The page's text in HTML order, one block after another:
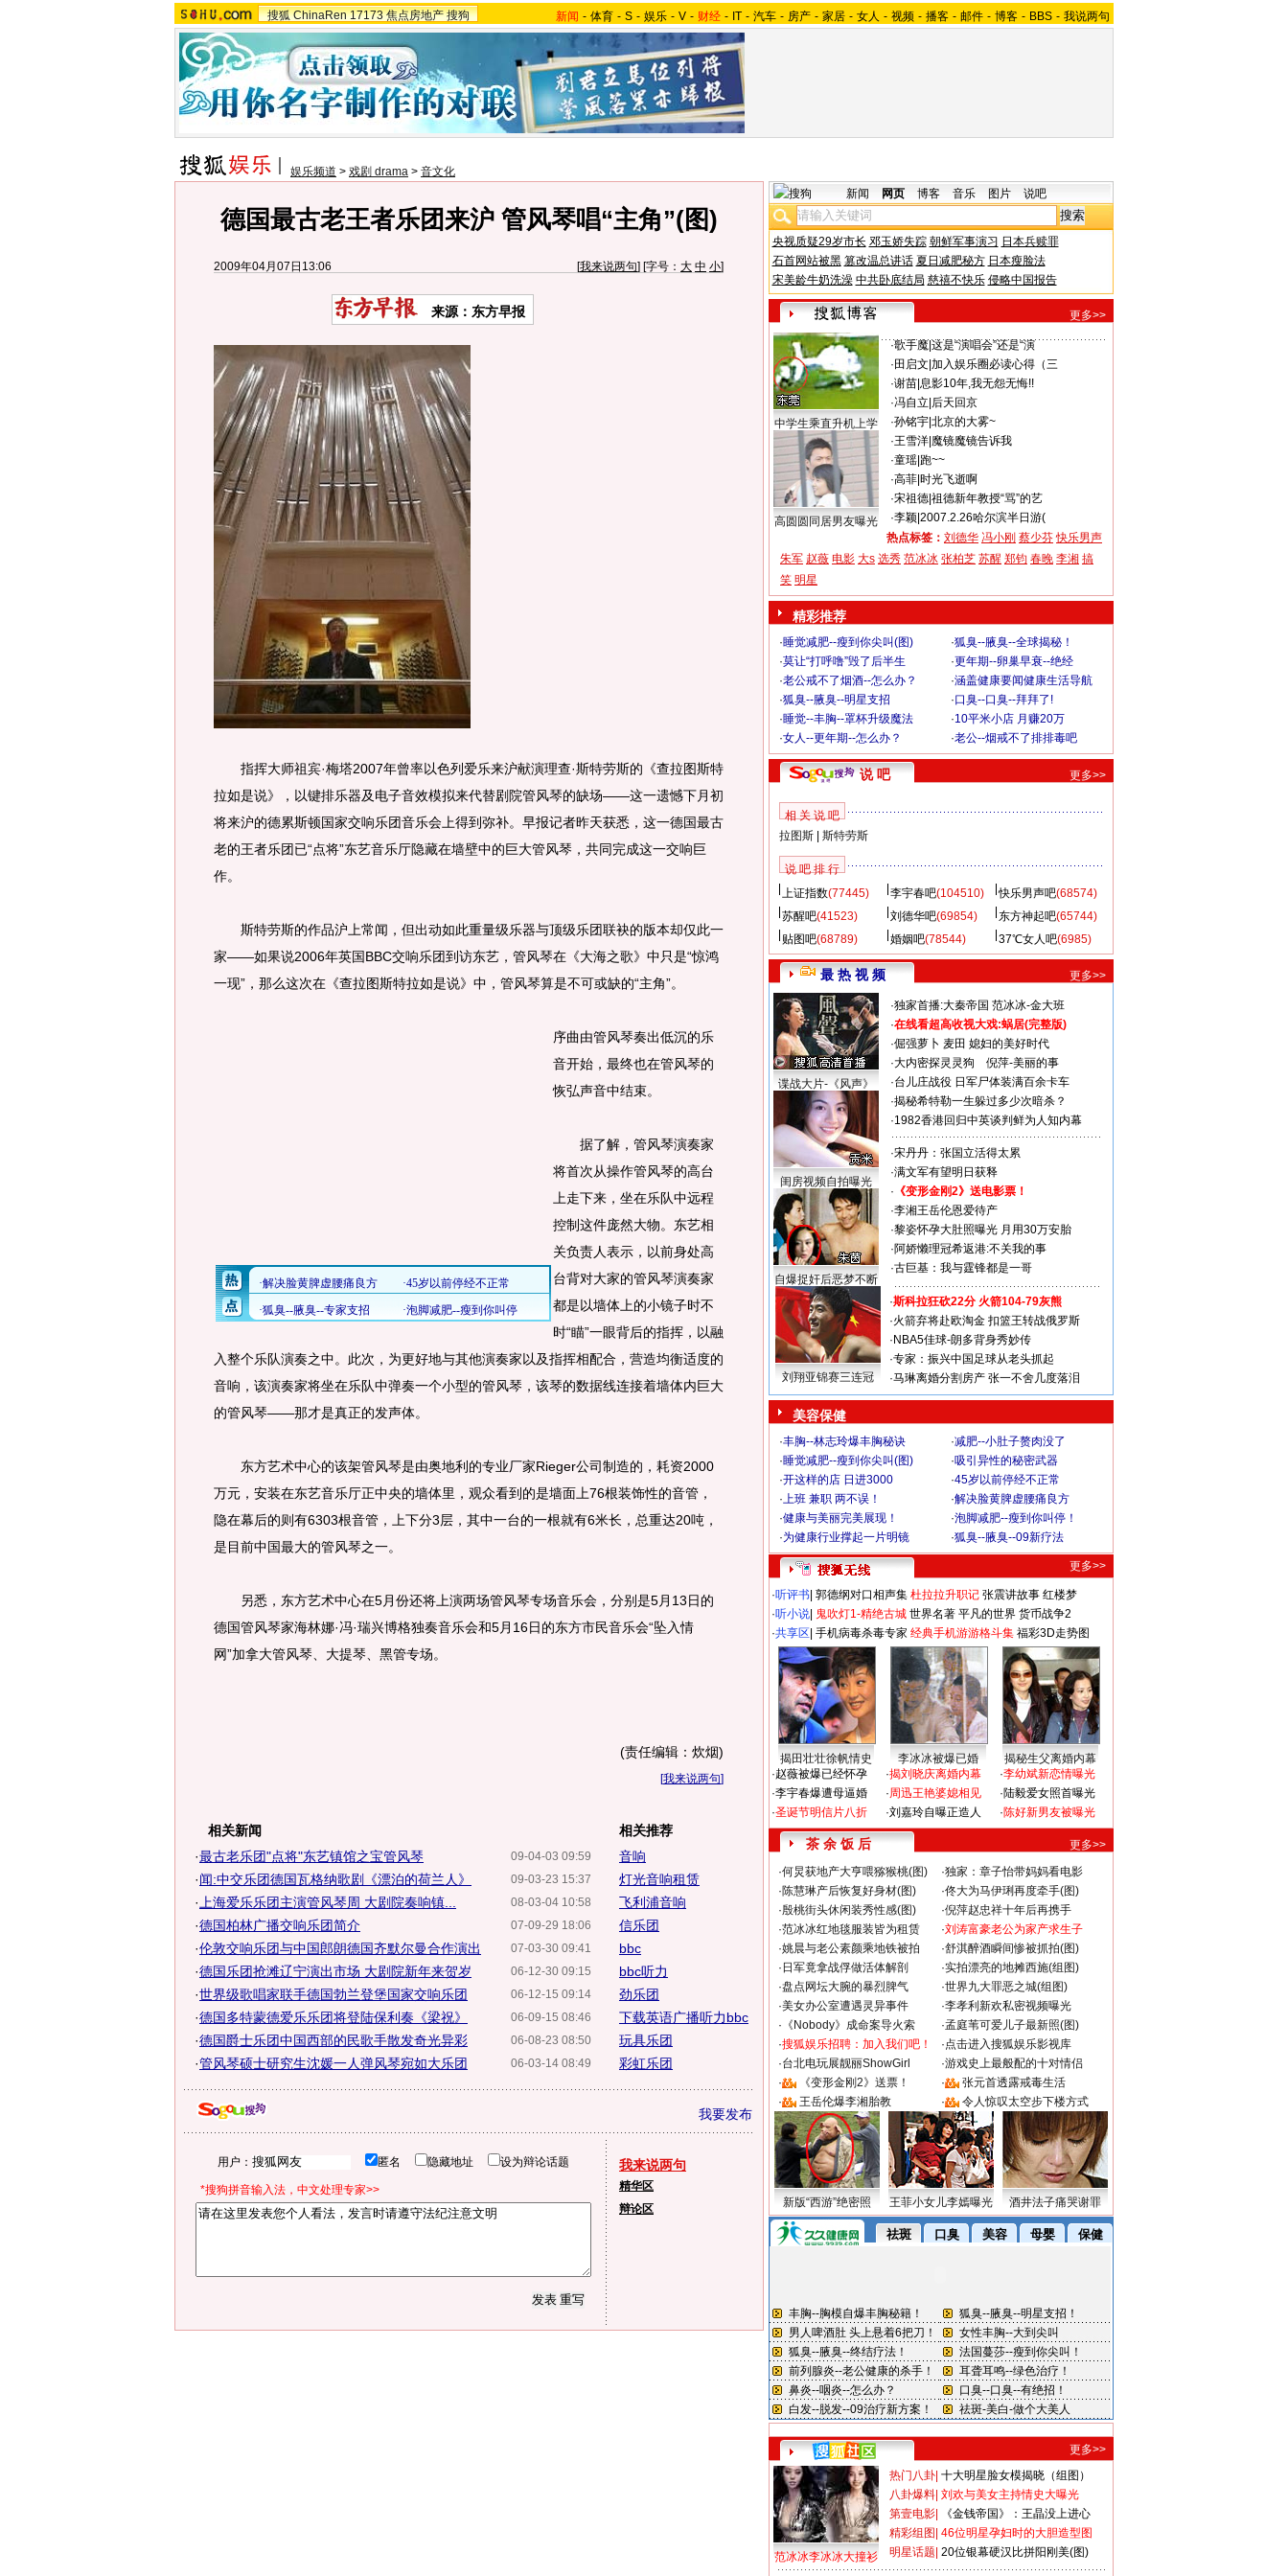
搜狐 ChinaRen 17173 焦点房地产 搜狗 新闻 - 体育 - S - 娱乐 - V - 财经 - IT - 汽车 - 房产 - 家居 - 女人 - 视频 - 播客 - 邮件 - 博客 - BBS - 我说两句
娱乐频道 > 戏剧 drama > 音文化
德国最古老王者乐团来沪 管风琴唱“主角”(图)
2009年04月07日13:06 [我来说两句] [字号： 大 中 小]
来源：东方早报
指挥大师祖宾·梅塔2007年曾率以色列爱乐来沪献演理查·斯特劳斯的《查拉图斯特
拉如是说》，以键排乐器及电子音效模拟来代替剧院管风琴的缺场——这一遗憾下月初
将来沪的德累斯顿国家交响乐团音乐会上得到弥补。早报记者昨天获悉，这一德国最古
老的王者乐团已“点将”东艺音乐厅隐藏在墙壁中的巨大管风琴，共同完成这一交响巨
作。
斯特劳斯的作品沪上常闻，但出动如此重量级乐器与顶级乐团联袂的版本却仅此一
家——如果说2006年英国BBC交响乐团到访东艺，管风琴在《大海之歌》中只是“惊鸿
一现”，那么这次在《查拉图斯特拉如是说》中，管风琴算是不可或缺的“主角”。
序曲由管风琴奏出低沉的乐
音开始，最终也在管风琴的
恢弘声音中结束。
据了解，管风琴演奏家
将首次从操作管风琴的高台
上走下来，坐在乐队中远程
控制这件庞然大物。东艺相
关负责人表示，以前身处高
台背对大家的管风琴演奏家
都是以墙体上的小镜子时不
时“瞄”一眼背后的指挥，以融
入整个乐队演奏之中。此次，为更好地与其他演奏家以及指挥相配合，营造均衡适度的
音响，该演奏家将坐在乐队中弹奏一个小型的管风琴，该琴的数据线连接着墙体内巨大
的管风琴——那才是真正的发声体。
东方艺术中心的该架管风琴是由奥地利的专业厂家Rieger公司制造的，耗资2000
万元，安装在东艺音乐厅正中央的墙体里，观众看到的是墙面上76根装饰性的音管，
隐在幕后的则有6303根音管，上下分3层，其中一台的一根就有6米长，总重达20吨，
是目前中国最大的管风琴之一。
另悉，东方艺术中心在5月份还将上演两场管风琴专场音乐会，分别是5月13日的
德国管风琴家海林娜·冯·瑞兴博格独奏音乐会和5月16日的东方市民音乐会“坠入情
网”加拿大管风琴、大提琴、黑管专场。
(责任编辑：炊烟)
[我来说两句]
相关新闻
09-04-03 09:59
·最古老乐团"点将"东艺镇馆之宝管风琴
09-03-23 15:37
·闻:中交乐团德国瓦格纳歌剧《漂泊的荷兰人》
08-03-04 10:58
· 上海爱乐乐团主演管风琴周 大剧院奏响镇...
07-09-29 18:06
·德国柏林广播交响乐团简介
07-03-30 09:41
·伦敦交响乐团与中国郎朗德国齐默尔曼合作演出
06-12-30 09:15
·德国乐团抢滩辽宁演出市场 大剧院新年来贺岁
06-12-15 09:14
·世界级歌唱家联手德国勃兰登堡国家交响乐团
06-09-15 08:46
·德国多特蒙德爱乐乐团将登陆保利奏《梁祝》
06-08-23 08:50
·德国爵士乐团中国西部的民歌手散发奇光异彩
06-03-14 08:49
·管风琴硕士研究生沈媛一人弹风琴宛如大乐团
相关推荐
音响
灯光音响租赁
飞利浦音响
信乐团
bbc
bbc听力
劲乐团
下载英语广播听力bbc
玩具乐团
彩虹乐团
我要发布
用户： 匿名 隐藏地址 设为辩论话题
*搜狗拼音输入法，中文处理专家>>
我来说两句
精华区
辩论区
新闻 网页 博客 音乐 图片 说吧
央视质疑29岁市长 邓玉娇失踪 朝鲜军事演习 日本兵赎罪
石首网站被黑 篡改温总讲话 夏日减肥秘方 日本瘦脸法
宋美龄牛奶洗澡 中共卧底结局 慈禧不快乐 侵略中国报告
更多>>
中学生乘直升机上学
高圆圆同居男友曝光
·歌手魔| 这是“演唱会”还是“演
· 田启文 加入娱乐圈必读心得（三
·谢苗| 息影10年,我无怨无悔!!
·冯自立 后天回京
·孙铭宇| 北京的大雾~
·王雪洋| 魔镜魔镜告诉我
·童瑶| 跑~~
·高菲| 时光飞逝啊
·宋祖德| 祖德新年教授“骂”的艺
·李颖| 2007.2.26哈尔滨半日游(
热点标签： 刘德华 冯小刚 蔡少芬 快乐男声
朱军 赵薇 电影 大s 选秀 范冰冰 张柏芝 苏醒 郑钧 春晚 李湘 搞
笑 明星
精彩推荐
·睡觉减肥--瘦到你尖叫(图) ·狐臭--腋臭--全球揭秘！
·莫让“打呼噜”毁了后半生 ·更年期--卵巢早衰--绝经
·老公戒不了烟酒--怎么办？ ·涵盖健康要闻健康生活导航
·狐臭--腋臭--明星支招 ·口臭--口臭--拜拜了!
·睡觉--丰胸--罩杯升级魔法 ·10平米小店 月赚20万
·女人--更年期--怎么办？ ·老公--烟戒不了排排毒吧
说 吧 更多>>
相 关 说 吧
拉图斯| 斯特劳斯
说 吧 排 行
上证指数(77445) 李宇春吧(104510) 快乐男声吧(68574)
苏醒吧(41523) 刘德华吧(69854) 东方神起吧(65744)
贴图吧(68789) 婚姻吧(78544) 37℃女人吧(6985)
最 热 视 频 更多>>
谍战大片-《风声》
闺房视频自拍曝光
自爆捉奸后恶梦不断
·独家首播:大秦帝国 范冰冰-金大班
·在线看超高收视大戏:蜗居(完整版)
·倔强萝卜 麦田 媳妇的美好时代
·大内密探灵灵狗
倪萍-美丽的事
·台儿庄战役 日军尸体装满百余卡车
·揭秘希特勒一生躲过多少次暗杀？
·1982香港回归中英谈判鲜为人知内幕
·宋丹丹：张国立活得太累
·满文军有望明日获释
· 《变形金刚2》送电影票！
·李湘王岳伦恩爱待产
·黎姿怀孕大肚照曝光 月用30万安胎
·阿娇懒理冠希返港:不关我的事
·古巨基：我与霆锋都是一哥
刘翔亚锦赛三连冠
·斯科拉狂砍22分 火箭104-79灰熊
·火箭弃将赴欧淘金 扣篮王转战俄罗斯
· NBA5佳球-朗多背身秀妙传
·专家：振兴中国足球从老头抓起
·马琳离婚分割房产 张一不舍几度落泪
美容保健
·丰胸--林志玲爆丰胸秘诀 ·减肥--小肚子赘肉没了
·睡觉减肥--瘦到你尖叫(图) ·吸引异性的秘密武器
·开这样的店 日进3000 ·45岁以前停经不正常
·上班 兼职 两不误！ ·解决脸黄脾虚腰痛良方
·健康与美丽完美展现！ ·泡脚减肥--瘦到你叫停！
·为健康行业撑起一片明镜 ·狐臭--腋臭--09新疗法
更多>>
·听评书 郭德纲对口相声集 杜拉拉升职记 张震讲故事 红楼梦
·听小说 鬼吹灯1-精绝古城 世界名著 平凡的世界 货币战争2
·共享区 手机病毒杀毒专家 经典手机游游格斗集 福彩3D走势图
揭田壮壮徐帆情史 李冰冰被爆已婚
揭秘生父离婚内幕
·赵薇被爆已经怀孕
·李宇春爆遭母逼婚
·圣诞节明信片八折
·揭刘晓庆离婚内幕
·周迅王艳婆媳相见
·刘嘉玲自曝正造人
·李幼斌新恋情曝光
·陆毅爱女照首曝光
·陈好新男友被曝光
茶 余 饭 后
更多>>
·何炅获地产大亨喂猕猴桃(图) ·独家：章子怡带妈妈看电影
·陈慧琳产后恢复好身材(图) ·佟大为马伊琍再度牵手(图)
·殷桃街头休闲装秀性感(图) ·倪萍赵忠祥十年后再携手
·范冰冰红地毯服装皆为租赁 ·刘涛富豪老公为家产求生子
·姚晨与老公素颜乘地铁被拍 ·舒淇醉酒瞬间惨被抓拍(图)
· 日军竟拿战俘做活体解剖 ·实拍漂亮的地摊西施(组图)
·盘点网坛大腕的暴烈脾气 ·世界九大罪恶之城(组图)
·美女办公室遭遇灵异事件 ·李孝利新欢私密视频曝光
· 《Nobody》成命案导火索 ·孟庭苇可爱儿子最新照(图)
·搜狐娱乐招聘：加入我们吧！ ·点击进入搜狐娱乐影视库
·台北电玩展靓丽ShowGirl ·游戏史上最般配的十对情侣
·
《变形金刚2》送票！ ·
张元首透露戒毒生活
·
王岳伦爆李湘胎教 · 令人惊叹太空步下楼方式
新版“西游”绝密照 王菲小女儿李嫣曝光 酒井法子痛哭谢罪
更多>>
范冰冰李冰冰大撞衫
热门八卦 十大明星脸女模揭晓（组图）
八卦爆料 刘欢与美女主持情史大曝光
第壹电影
《金钱帝国》：王晶没上进心
精彩组图 46位明星孕妇时的大胆造型图
明星话题 20位银幕硬汉比拼阳刚美(图)